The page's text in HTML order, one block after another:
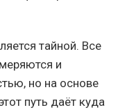
тайной. Все
и
но на основе
путь даёт куда